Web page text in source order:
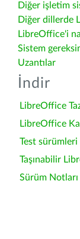
Diğer işletim
Diğer dillerde
LibreOffice'i
Sistem
Uzantılar
İndir
LibreOffice
LibreOffice
Test sürümleri
Taşınabilir
Sürüm Notları